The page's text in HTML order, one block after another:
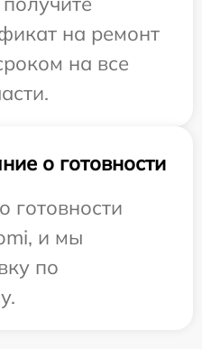
на ремонт
на все
о готовности
и мы
по